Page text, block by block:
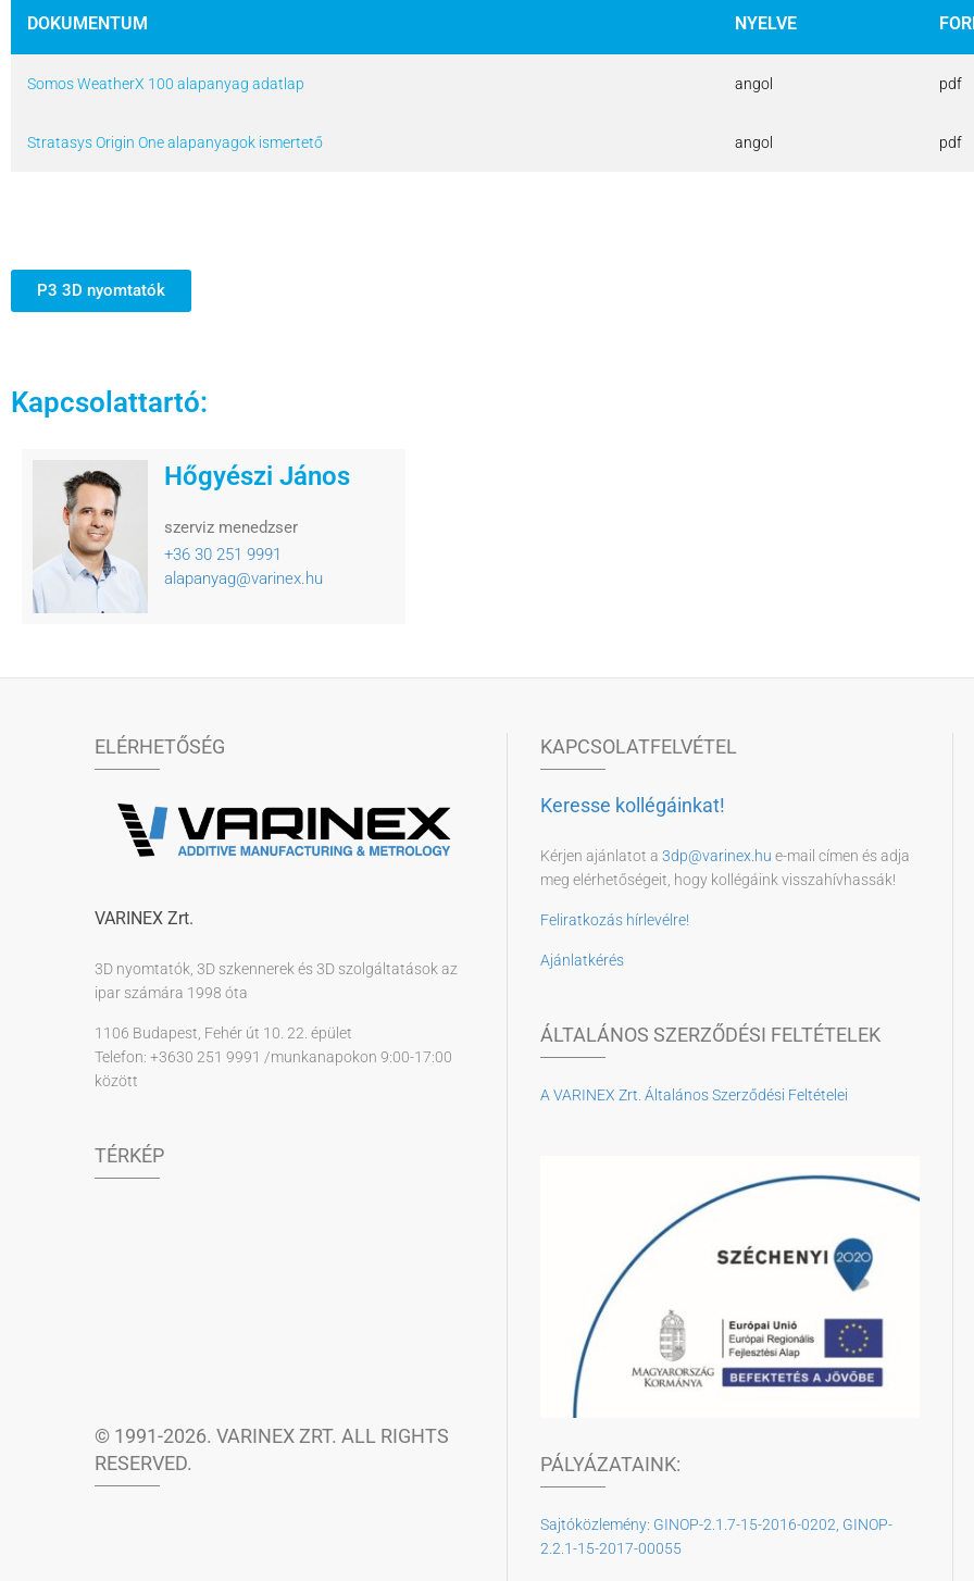
DOKUMENTUM NYELVE
Somos WeatherX 100 alapanyag adatlap angol pdf
Stratasys Origin One alapanyagok ismertető angol pdf
P3 3D nyomtatók
Kapcsolattartó:
Hőgyészi János
szerviz menedzser
+36 30 251 9991
alapanyag@varinex.hu
ELÉRHETŐSÉG
VARINEX Zrt.
3D nyomtatók, 3D szkennerek és 3D szolgáltatások az
ipar számára 1998 óta
1106 Budapest, Fehér út 10. 22. épület
Telefon: +3630 251 9991 /munkanapokon 9:00-17:00
között
TÉRKÉP
© 1991-2026. VARINEX ZRT. ALL RIGHTS
RESERVED.
KAPCSOLATFELVÉTEL
Keresse kollégáinkat!
Kérjen ajánlatot a 3dp@varinex.hu e-mail címen és adja
meg elérhetőségeit, hogy kollégáink visszahívhassák!
Feliratkozás hírlevélre!
Ajánlatkérés
ÁLTALÁNOS SZERZŐDÉSI FELTÉTELEK
A VARINEX Zrt. Általános Szerződési Feltételei
PÁLYÁZATAINK:
Sajtóközlemény: GINOP-2.1.7-15-2016-0202, GINOP-
2.2.1-15-2017-00055